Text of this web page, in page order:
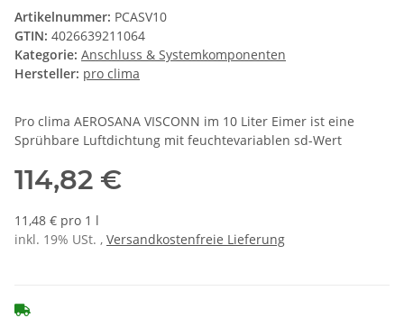
Artikelnummer: PCASV10
GTIN: 4026639211064
Kategorie: Anschluss & Systemkomponenten
Hersteller: pro clima
Pro clima AEROSANA VISCONN im 10 Liter Eimer ist eine
Sprühbare Luftdichtung mit feuchtevariablen sd-Wert
114,82 €
11,48 € pro 1 l
inkl. 19% USt. , Versandkostenfreie Lieferung